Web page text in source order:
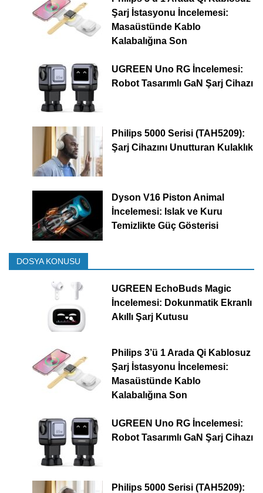
Şarj İstasyonu İncelemesi:
Masaüstünde Kablo
Kalabalığına Son
UGREEN Uno RG İncelemesi:
Robot Tasarımlı GaN Şarj Cihazı
Philips 5000 Serisi (TAH5209):
Şarj Cihazını Unutturan Kulaklık
Dyson V16 Piston Animal
İncelemesi: Islak ve Kuru
Temizlikte Güç Gösterisi
DOSYA KONUSU
UGREEN EchoBuds Magic
İncelemesi: Dokunmatik Ekranlı
Akıllı Şarj Kutusu
Philips 3’ü 1 Arada Qi Kablosuz
Şarj İstasyonu İncelemesi:
Masaüstünde Kablo
Kalabalığına Son
UGREEN Uno RG İncelemesi:
Robot Tasarımlı GaN Şarj Cihazı
Philips 5000 Serisi (TAH5209):